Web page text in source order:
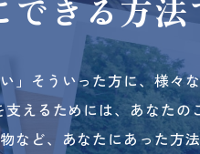
できる方法
」そういった方に、様々
えるためには、あなたの
など、あなたにあった方